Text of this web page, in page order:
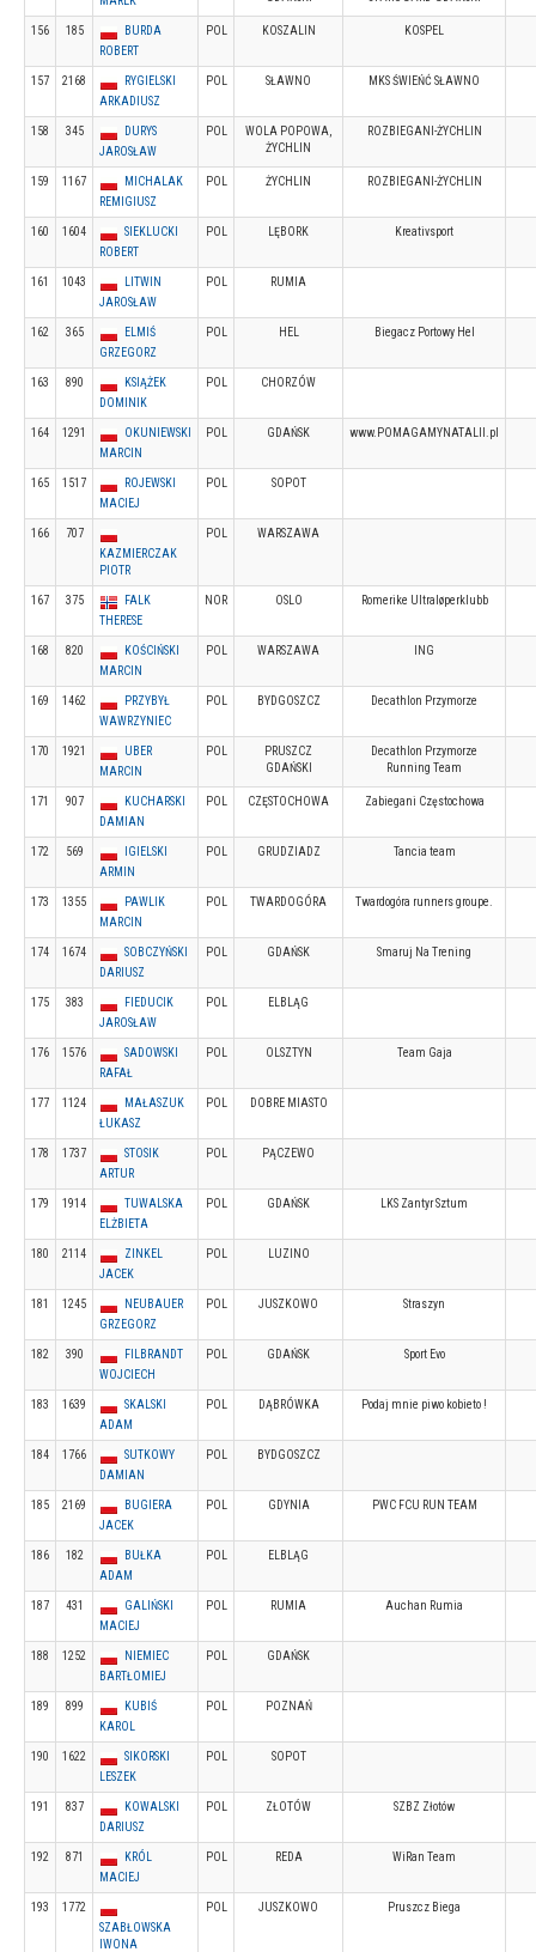
156 185
BURDA
ROBERT
POL KOSZALIN KOSPEL
157 2168
RYGIELSKI
ARKADIUSZ
POL SŁAWNO MKS ŚWIEŃĆ SŁAWNO
158 345
DURYS
JAROSŁAW
POL
WOLA POPOWA,
ŻYCHLIN
ROZBIEGANI-ŻYCHLIN
159 1167
MICHALAK
REMIGIUSZ
POL ŻYCHLIN ROZBIEGANI-ŻYCHLIN
160 1604
SIEKLUCKI
ROBERT
POL LĘBORK Kreativsport
161 1043
LITWIN
JAROSŁAW
POL RUMIA
162 365
ELMIŚ
GRZEGORZ
POL HEL Biegacz Portowy Hel
163 890
KSIĄŻEK
DOMINIK
POL CHORZÓW
164 1291
OKUNIEWSKI
MARCIN
POL GDAŃSK www.POMAGAMYNATALII.pl
165 1517
ROJEWSKI
MACIEJ
POL SOPOT
166
707
KAZMIERCZAK
PIOTR
POL WARSZAWA
167 375
FALK
THERESE
NOR OSLO Romerike Ultraløperklubb
168 820
KOŚCIŃSKI
MARCIN
POL WARSZAWA ING
169 1462
PRZYBYŁ
WAWRZYNIEC
POL BYDGOSZCZ Decathlon Przymorze
170 1921
UBER
MARCIN
POL
PRUSZCZ
GDAŃSKI
Decathlon Przymorze
Running Team
171 907
KUCHARSKI
DAMIAN
POL CZĘSTOCHOWA Zabiegani Częstochowa
172 569
IGIELSKI
ARMIN
POL GRUDZIADZ Tancia team
173 1355
PAWLIK
MARCIN
POL TWARDOGÓRA Twardogóra runners groupe.
174 1674
SOBCZYŃSKI
DARIUSZ
POL GDAŃSK Smaruj Na Trening
175 383
FIEDUCIK
JAROSŁAW
POL ELBLĄG
176 1576
SADOWSKI
RAFAŁ
POL OLSZTYN Team Gaja
177 1124
MAŁASZUK
ŁUKASZ
POL DOBRE MIASTO
178 1737
STOSIK
ARTUR
POL PĄCZEWO
179 1914
TUWALSKA
ELŻBIETA
POL GDAŃSK LKS Zantyr Sztum
180 2114
ZINKEL
JACEK
POL LUZINO
181 1245
NEUBAUER
GRZEGORZ
POL JUSZKOWO Straszyn
182 390
FILBRANDT
WOJCIECH
POL GDAŃSK Sport Evo
183 1639
SKALSKI
ADAM
POL DĄBRÓWKA Podaj mnie piwo kobieto !
184 1766
SUTKOWY
DAMIAN
POL BYDGOSZCZ
185 2169
BUGIERA
JACEK
POL GDYNIA PWC FCU RUN TEAM
186 182
BUŁKA
ADAM
POL ELBLĄG
187 431
GALIŃSKI
MACIEJ
POL RUMIA Auchan Rumia
188 1252
NIEMIEC
BARTŁOMIEJ
POL GDAŃSK
189 899
KUBIŚ
KAROL
POL POZNAŃ
190 1622
SIKORSKI
LESZEK
POL SOPOT
191 837
KOWALSKI
DARIUSZ
POL ZŁOTÓW SZBZ Złotów
192 871
KRÓL
MACIEJ
POL REDA WiRan Team
193
1772
SZABŁOWSKA
IWONA
POL JUSZKOWO Pruszcz Biega